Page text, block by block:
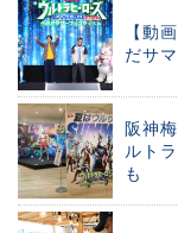
【動
だサ
阪神
ルト
も